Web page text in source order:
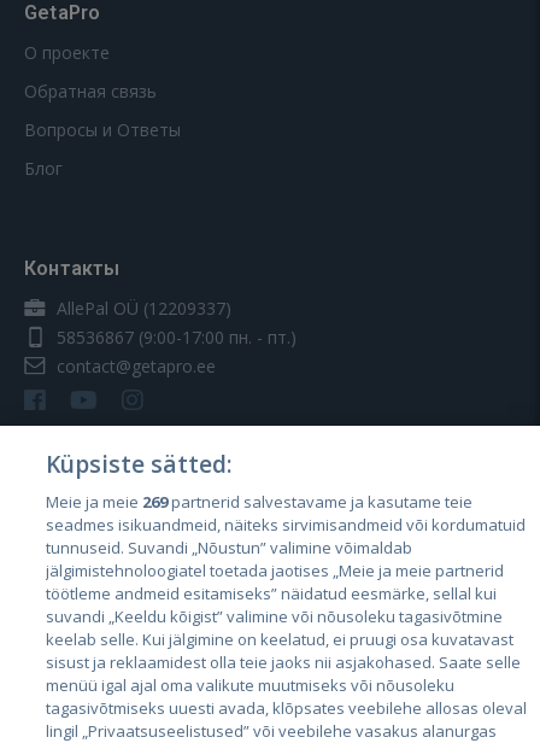
GetaPro
О проекте
Обратная связь
Вопросы и Ответы
Блог
Контакты
AllePal OÜ (12209337)
58536867 (9:00-17:00 пн. - пт.)
contact@getapro.ee
Страны
Эстония
Латвия
Литва
Küpsiste sätted:
Meie ja meie 269partnerid salvestavame ja kasutame teie
seadmes isikuandmeid, näiteks sirvimisandmeid või kordumatuid
tunnuseid. Suvandi „Nõustun” valimine võimaldab
jälgimistehnoloogiatel toetada jaotises „Meie ja meie partnerid
töötleme andmeid esitamiseks” näidatud eesmärke, sellal kui
suvandi „Keeldu kõigist” valimine või nõusoleku tagasivõtmine
keelab selle. Kui jälgimine on keelatud, ei pruugi osa kuvatavast
sisust ja reklaamidest olla teie jaoks nii asjakohased. Saate selle
menüü igal ajal oma valikute muutmiseks või nõusoleku
tagasivõtmiseks uuesti avada, klõpsates veebilehe allosas oleval
lingil „Privaatsuseelistused” või veebilehe vasakus alanurgas